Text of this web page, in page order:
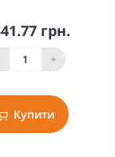
грн.
+
Купити